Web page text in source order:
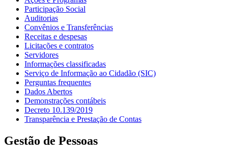
Participação Social
Auditorias
Convênios e Transferências
Receitas e despesas
Licitações e contratos
Servidores
Informações classificadas
Serviço de Informação ao Cidadão (SIC)
Perguntas frequentes
Dados Abertos
Demonstrações contábeis
Decreto 10.139/2019
Transparência e Prestação de Contas
Gestão de Pessoas